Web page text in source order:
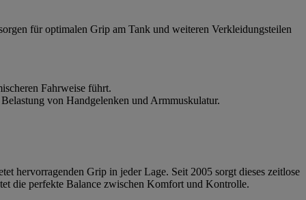
für optimalen Grip am Tank und weiteren Verkleidungsteilen
Fahrweise führt.
von Handgelenken und Armmuskulatur.
hervorragenden Grip in jeder Lage. Seit 2005 sorgt dieses zeitlose
die perfekte Balance zwischen Komfort und Kontrolle.